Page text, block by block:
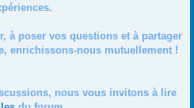
à poser vos questions et à partager
enrichissons-nous mutuellement !
nous vous invitons à lire